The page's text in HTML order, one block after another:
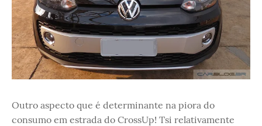
Outro aspecto que é determinante na piora do
consumo em estrada do CrossUp! Tsi relativamente